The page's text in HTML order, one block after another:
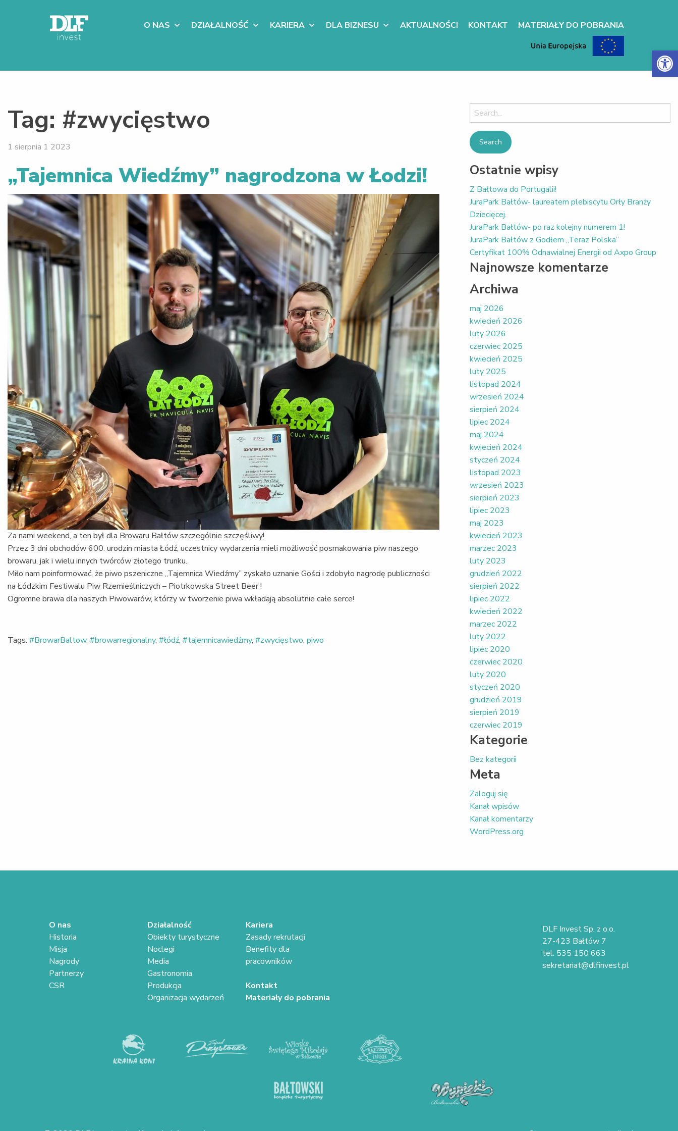
O NAS DZIAŁALNOŚĆ KARIERA DLA BIZNESU AKTUALNOŚCI KONTAKT MATERIAŁY DO POBRANIA
Tag: #zwycięstwo
1 sierpnia 1 2023
„Tajemnica Wiedźmy” nagrodzona w Łodzi!
Za nami weekend, a ten był dla Browaru Bałtów szczególnie szczęśliwy!
Przez 3 dni obchodów 600. urodzin miasta Łódź, uczestnicy wydarzenia mieli możliwość posmakowania piw naszego
browaru, jak i wielu innych twórców złotego trunku.
Miło nam poinformować, że piwo pszeniczne „Tajemnica Wiedźmy” zyskało uznanie Gości i zdobyło nagrodę publiczności
na Łódzkim Festiwalu Piw Rzemieślniczych – Piotrkowska Street Beer !
Ogromne brawa dla naszych Piwowarów, którzy w tworzenie piwa wkładają absolutnie całe serce!
Tags: #BrowarBaltow, #browarregionalny, #łódź, #tajemnicawiedźmy, #zwycięstwo, piwo
Search
for:
Ostatnie wpisy
Z Bałtowa do Portugalii!
JuraPark Bałtów- laureatem plebiscytu Orły Branży
Dziecięcej.
JuraPark Bałtów- po raz kolejny numerem 1!
JuraPark Bałtów z Godłem „Teraz Polska”
Certyfikat 100% Odnawialnej Energii od Axpo Group
Najnowsze komentarze
Archiwa
maj 2026
kwiecień 2026
luty 2026
czerwiec 2025
kwiecień 2025
luty 2025
listopad 2024
wrzesień 2024
sierpień 2024
lipiec 2024
maj 2024
kwiecień 2024
styczeń 2024
listopad 2023
wrzesień 2023
sierpień 2023
lipiec 2023
maj 2023
kwiecień 2023
marzec 2023
luty 2023
grudzień 2022
sierpień 2022
lipiec 2022
kwiecień 2022
marzec 2022
luty 2022
lipiec 2020
czerwiec 2020
luty 2020
styczeń 2020
grudzień 2019
sierpień 2019
czerwiec 2019
Kategorie
Bez kategorii
Meta
Zaloguj się
Kanał wpisów
Kanał komentarzy
WordPress.org
O nas
Historia
Misja
Nagrody
Partnerzy
CSR
Działalność
Obiekty turystyczne
Noclegi
Media
Gastronomia
Produkcja
Organizacja wydarzeń
Kariera
Zasady rekrutacji
Benefity dla
pracowników
Kontakt
Materiały do pobrania
DLF Invest Sp. z o.o.
27-423 Bałtów 7
tel. 535 150 663
sekretariat@dlfinvest.pl